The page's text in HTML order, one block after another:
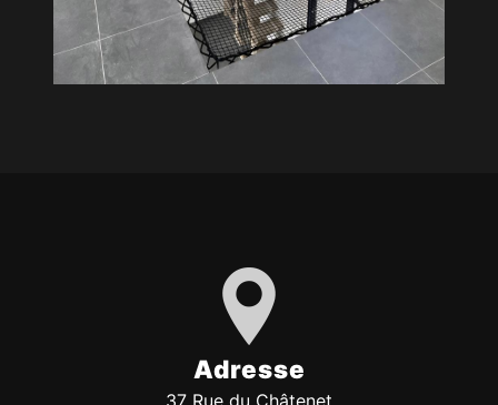
Adresse
37 Rue du Châtenet